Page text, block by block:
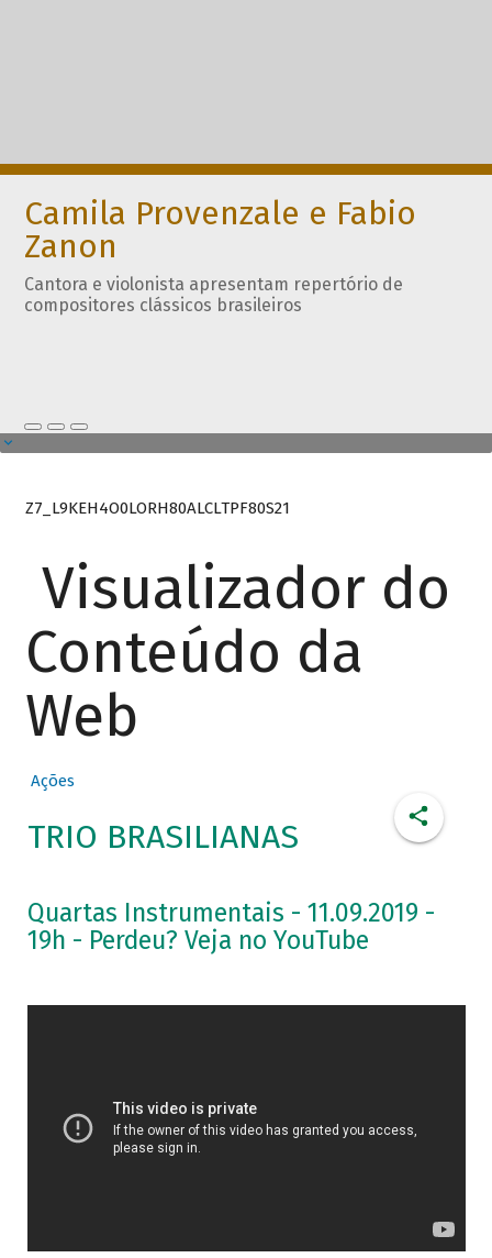
Camila Provenzale e Fabio
Zanon
Cantora e violonista apresentam repertório de
compositores clássicos brasileiros
Z7_L9KEH4O0LORH80ALCLTPF80S21
Visualizador do
Conteúdo da
Web
Ações
TRIO BRASILIANAS
Quartas Instrumentais - 11.09.2019 -
19h - Perdeu? Veja no YouTube